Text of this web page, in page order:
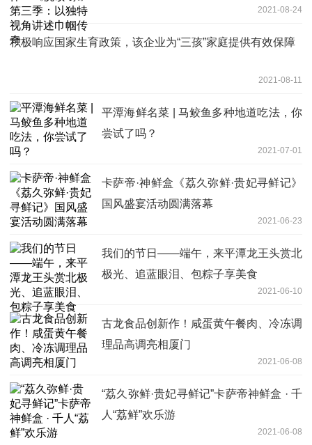
2021-08-24
积极响应国家生育政策，该企业为“三孩”家庭提供有效保障
2021-08-11
平潭海鲜名菜 | 马鲛鱼多种地道吃法，你
尝试了吗？
2021-07-01
卡萨帝·神鲜盒《荔久弥鲜·贵妃寻鲜记》
国风盛宴活动圆满落幕
2021-06-23
我们的节日——端午，来平潭龙王头赏北
极光、追蓝眼泪、包粽子享美食
2021-06-10
古龙食品创新作！咸蛋黄午餐肉、冷冻调
理品高调亮相厦门
2021-06-08
“荔久弥鲜·贵妃寻鲜记”卡萨帝神鲜盒 · 千
人“荔鲜”欢乐游
2021-06-08